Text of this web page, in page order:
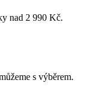
nad 2 990 Kč.
s výběrem.